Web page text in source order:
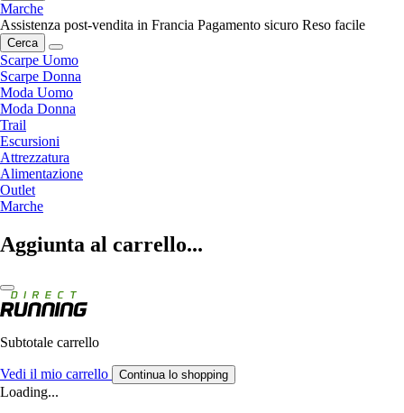
Marche
Assistenza post-vendita in Francia Pagamento sicuro Reso facile
Cerca
Scarpe Uomo
Scarpe Donna
Moda Uomo
Moda Donna
Trail
Escursioni
Attrezzatura
Alimentazione
Outlet
Marche
Aggiunta al carrello...
Subtotale carrello
Vedi il mio carrello Continua lo shopping
Loading...